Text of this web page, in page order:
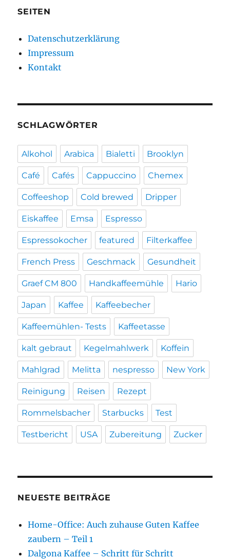
SEITEN
Datenschutzerklärung
Impressum
Kontakt
SCHLAGWÖRTER
Alkohol Arabica Bialetti Brooklyn
Café Cafés Cappuccino Chemex
Coffeeshop Cold brewed Dripper
Eiskaffee Emsa Espresso
Espressokocher featured Filterkaffee
French Press Geschmack Gesundheit
Graef CM 800 Handkaffeemühle Hario
Japan Kaffee Kaffeebecher
Kaffeemühlen- Tests Kaffeetasse
kalt gebraut Kegelmahlwerk Koffein
Mahlgrad Melitta nespresso New York
Reinigung Reisen Rezept
Rommelsbacher Starbucks Test
Testbericht USA Zubereitung Zucker
NEUESTE BEITRÄGE
Home-Office: Auch zuhause Guten Kaffee
zaubern – Teil 1
Dalgona Kaffee – Schritt für Schritt